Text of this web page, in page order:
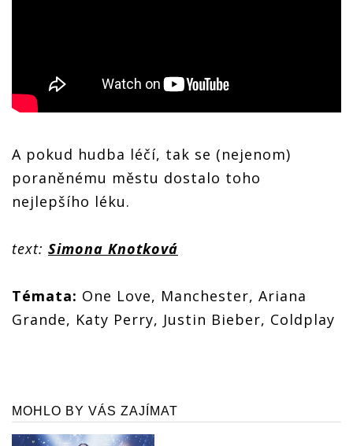
A pokud hudba léčí, tak se (nejenom)
poraněnému městu dostalo toho
nejlepšího léku.
text: Simona Knotková
Témata: One Love, Manchester, Ariana
Grande, Katy Perry, Justin Bieber, Coldplay
MOHLO BY VÁS ZAJÍMAT